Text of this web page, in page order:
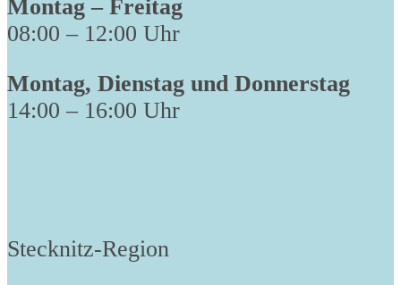
Montag – Freitag
08:00 – 12:00 Uhr
Montag, Dienstag und Donnerstag
14:00 – 16:00 Uhr
Stecknitz-Region